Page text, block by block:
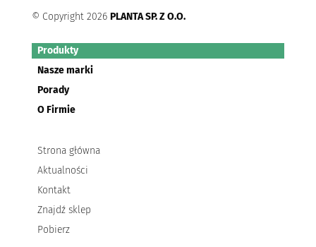
© Copyright 2026 PLANTA SP. Z O.O.
Produkty
Nasze marki
Porady
O Firmie
Strona główna
Aktualności
Kontakt
Znajdź sklep
Pobierz